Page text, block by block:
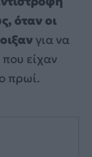
όταν οι
για να
είχαν
πρωί.